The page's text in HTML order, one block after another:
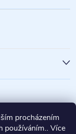
procházením
používáním.. Více